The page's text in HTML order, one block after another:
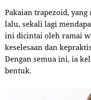
Pakaian trapezoid, yang
lalu, sekali lagi
ini dicintai oleh ramai
keselesaan dan
Dengan semua ini, ia
bentuk.